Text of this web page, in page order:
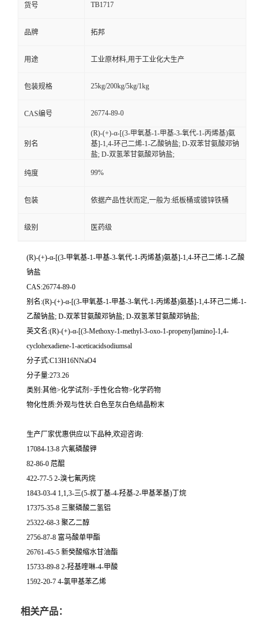
货号 TB1717
品牌 拓邦
用途 工业原材料,用于工业化大生产
包装规格 25kg/200kg/5kg/1kg
CAS编号 26774-89-0
别名
(R)-(+)-α-[(3-甲氧基-1-甲基-3-氧代-1-丙烯基)氨
基]-1,4-环己二烯-1-乙酸钠盐; D-双苯甘氨酸邓钠
盐; D-双氢苯甘氨酸邓钠盐;
纯度 99%
包装 依据产品性状而定,一般为:纸板桶或镀锌铁桶
级别 医药级
(R)-(+)-α-[(3-甲氧基-1-甲基-3-氧代-1-丙烯基)氨基]-1,4-环己二烯-1-乙酸
钠盐
CAS:26774-89-0
别名:(R)-(+)-α-[(3-甲氧基-1-甲基-3-氧代-1-丙烯基)氨基]-1,4-环己二烯-1-
乙酸钠盐; D-双苯甘氨酸邓钠盐; D-双氢苯甘氨酸邓钠盐;
英文名:(R)-(+)-α-[(3-Methoxy-1-methyl-3-oxo-1-propenyl)amino]-1,4-
cyclohexadiene-1-aceticacidsodiumsal
分子式:C13H16NNaO4
分子量:273.26
类别:其他>化学试剂>手性化合物>化学药物
物化性质:外观与性状:白色至灰白色结晶粉末
生产厂家优惠供应以下品种,欢迎咨询:
17084-13-8 六氟磷酸钾
82-86-0 苊醌
422-77-5 2-溴七氟丙烷
1843-03-4 1,1,3-三(5-叔丁基-4-羟基-2-甲基苯基)丁烷
17375-35-8 三聚磷酸二氢铝
25322-68-3 聚乙二醇
2756-87-8 富马酸单甲酯
26761-45-5 新癸酸缩水甘油酯
15733-89-8 2-羟基喹啉-4-甲酸
1592-20-7 4-氯甲基苯乙烯
相关产品：